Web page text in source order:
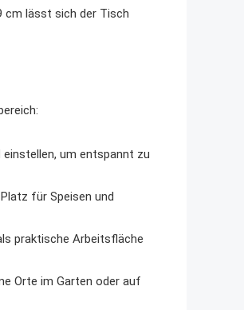
cm lässt sich der Tisch
um entspannt zu
für Speisen und
praktische Arbeitsfläche
Orte im Garten oder auf